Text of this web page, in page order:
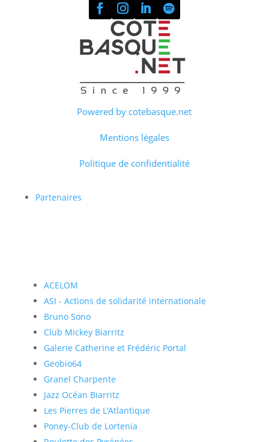
Powered by cotebasque.net
Mentions légales
Politique de confidentialité
Partenaires
ACELOM
ASI - Actions de solidarité internationale
Bruno Sono
Club Mickey Biarritz
Galerie Catherine et Frédéric Portal
Geobio64
Granel Charpente
Jazz Océan Biarritz
Les Pierres de L’Atlantique
Poney-Club de Lortenia